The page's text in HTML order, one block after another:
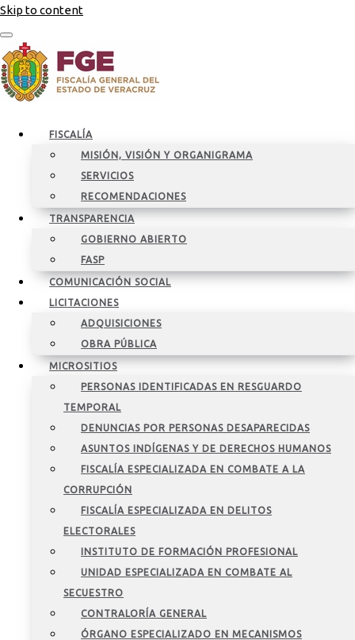
Skip to content
FISCALÍA
MISIÓN, VISIÓN Y ORGANIGRAMA
SERVICIOS
RECOMENDACIONES
TRANSPARENCIA
GOBIERNO ABIERTO
FASP
COMUNICACIÓN SOCIAL
LICITACIONES
ADQUISICIONES
OBRA PÚBLICA
MICROSITIOS
PERSONAS IDENTIFICADAS EN RESGUARDO
TEMPORAL
DENUNCIAS POR PERSONAS DESAPARECIDAS
ASUNTOS INDÍGENAS Y DE DERECHOS HUMANOS
FISCALÍA ESPECIALIZADA EN COMBATE A LA
CORRUPCIÓN
FISCALÍA ESPECIALIZADA EN DELITOS
ELECTORALES
INSTITUTO DE FORMACIÓN PROFESIONAL
UNIDAD ESPECIALIZADA EN COMBATE AL
SECUESTRO
CONTRALORÍA GENERAL
ÓRGANO ESPECIALIZADO EN MECANISMOS